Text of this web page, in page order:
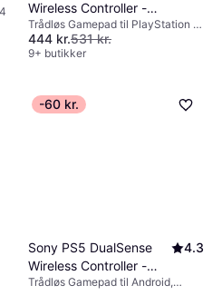
Wireless Controller -
Sterling Silver
Trådløs Gamepad til PlayStation 5,
Mac, PC, Mobiltelefon
444 kr.531 kr.
9+ butikker
-60 kr.
Sony PS5 DualSense
Wireless Controller -
Starlight Blue
4.3
Trådløs Gamepad til Android,
og
som USB-C eller